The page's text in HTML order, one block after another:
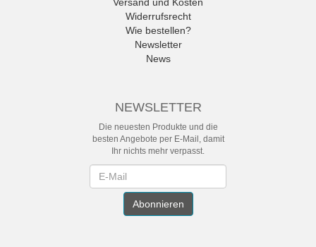
Widerrufsrecht
Wie bestellen?
Newsletter
News
NEWSLETTER
Die neuesten Produkte und die
besten Angebote per E-Mail, damit
Ihr nichts mehr verpasst.
Abonnieren